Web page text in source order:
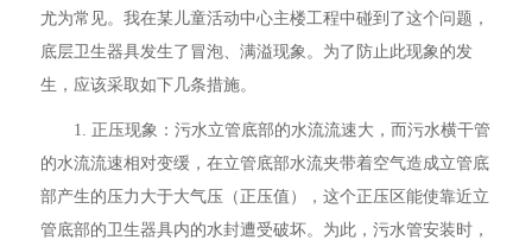
尤为常见。我在某儿童活动中心主楼工程中碰到了这个问题，
底层卫生器具发生了冒泡、满溢现象。为了防止此现象的发
生，应该采取如下几条措施。
1. 正压现象：污水立管底部的水流流速大，而污水横干管
的水流流速相对变缓，在立管底部水流夹带着空气造成立管底
部产生的压力大于大气压（正压值），这个正压区能使靠近立
管底部的卫生器具内的水封遭受破坏。为此，污水管安装时，